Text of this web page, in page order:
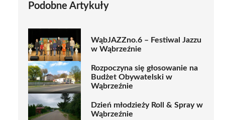
Podobne Artykuły
WąbJAZZno.6 – Festiwal Jazzu
w Wąbrzeźnie
Rozpoczyna się głosowanie na
Budżet Obywatelski w
Wąbrzeźnie
Dzień młodzieży Roll & Spray w
Wąbrzeźnie